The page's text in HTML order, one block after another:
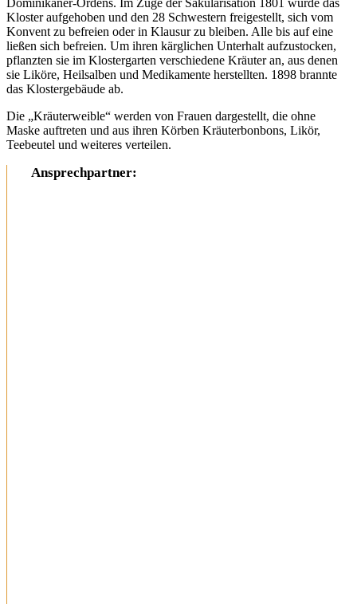
Dominikaner-Ordens. Im Zuge der Säkularisation 1801 wurde das
Kloster aufgehoben und den 28 Schwestern freigestellt, sich vom
Konvent zu befreien oder in Klausur zu bleiben. Alle bis auf eine
ließen sich befreien. Um ihren kärglichen Unterhalt aufzustocken,
pflanzten sie im Klostergarten verschiedene Kräuter an, aus denen
sie Liköre, Heilsalben und Medikamente herstellten. 1898 brannte
das Klostergebäude ab.
Die „Kräuterweible“ werden von Frauen dargestellt, die ohne
Maske auftreten und aus ihren Körben Kräuterbonbons, Likör,
Teebeutel und weiteres verteilen.
Ansprechpartner: